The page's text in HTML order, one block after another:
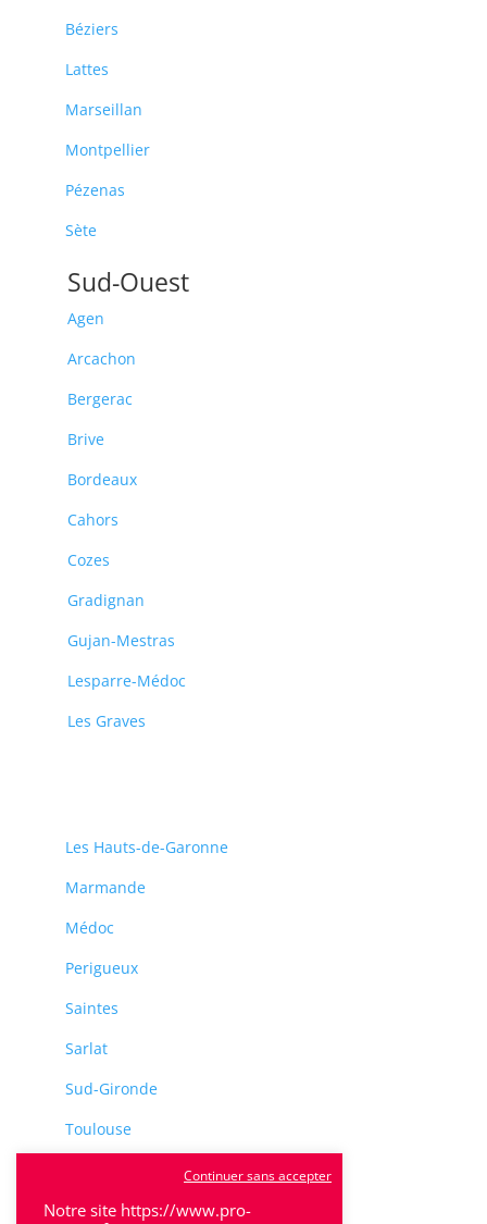
Béziers
Lattes
Marseillan
Montpellier
Pézenas
Sète
Sud-Ouest
Agen
Arcachon
Bergerac
Brive
Bordeaux
Cahors
Cozes
Gradignan
Gujan-Mestras
Lesparre-Médoc
Les Graves
Les Hauts-de-Garonne
Marmande
Médoc
Perigueux
Saintes
Sarlat
Sud-Gironde
Toulouse
Villeneuve-Sur-Lot
Notre site https://www.pro-
Continuer sans accepter